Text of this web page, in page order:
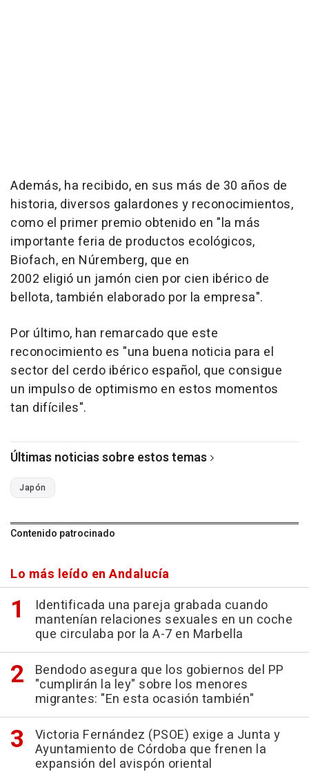
Además, ha recibido, en sus más de 30 años de
historia, diversos galardones y reconocimientos,
como el primer premio obtenido en "la más
importante feria de productos ecológicos,
Biofach, en Núremberg, que en
2002 eligió un jamón cien por cien ibérico de
bellota, también elaborado por la empresa".
Por último, han remarcado que este
reconocimiento es "una buena noticia para el
sector del cerdo ibérico español, que consigue
un impulso de optimismo en estos momentos
tan difíciles".
Últimas noticias sobre estos temas
Japón
Contenido patrocinado
Lo más leído en Andalucía
Identificada una pareja grabada cuando
mantenían relaciones sexuales en un coche
que circulaba por la A-7 en Marbella
Bendodo asegura que los gobiernos del PP
"cumplirán la ley" sobre los menores
migrantes: "En esta ocasión también"
Victoria Fernández (PSOE) exige a Junta y
Ayuntamiento de Córdoba que frenen la
expansión del avispón oriental